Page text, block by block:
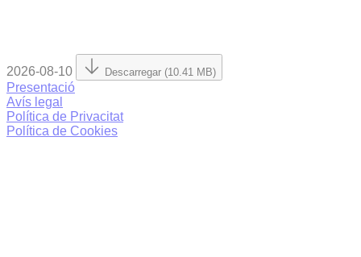
2026-08-10 Descarregar (10.41 MB)
Presentació
Avís legal
Política de Privacitat
Política de Cookies